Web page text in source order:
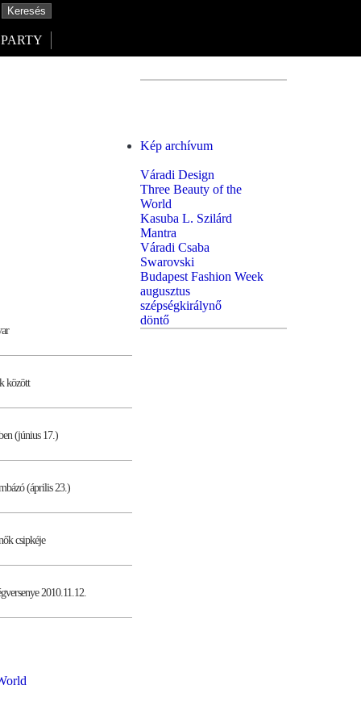
PARTY
között
(június 17.)
(április 23.)
csipkéje
2010.11.12.
Kép archívum
Váradi Design
Three Beauty of the
World
Kasuba L. Szilárd
Mantra
Váradi Csaba
Swarovski
Budapest Fashion Week
augusztus
szépségkirálynő
döntő